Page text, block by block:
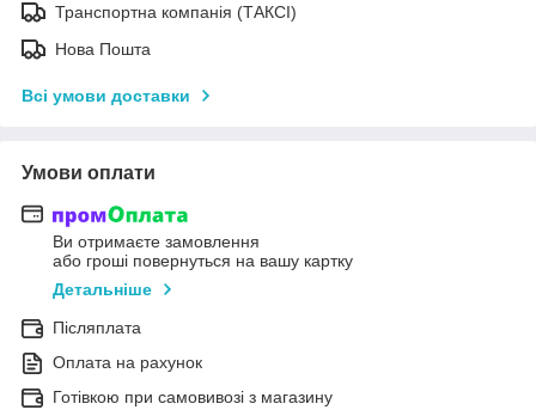
Транспортна компанія (ТАКСІ)
Нова Пошта
Всі умови доставки
Умови оплати
Ви отримаєте замовлення
або гроші повернуться на вашу картку
Детальніше
Післяплата
Оплата на рахунок
Готівкою при самовивозі з магазину